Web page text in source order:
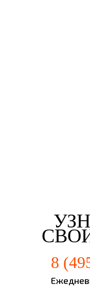
8